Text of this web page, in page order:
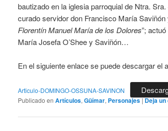
bautizado en la iglesia parroquial de Ntra.
curado servidor don Francisco María
Florentín Manuel María de los Dolores”;
María Josefa O’Shee y Saviñón…
En el siguiente enlace se puede descargar el
Articulo-DOMINGO-OSSUNA-SAVINON
Publicado en Artículos, Güímar, Personajes|Deja